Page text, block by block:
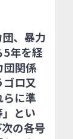
、暴力
5年を経
団関係
ロ又
らに準
とい
の各号